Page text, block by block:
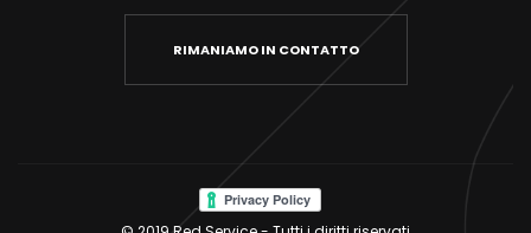
RIMANIAMO IN CONTATTO